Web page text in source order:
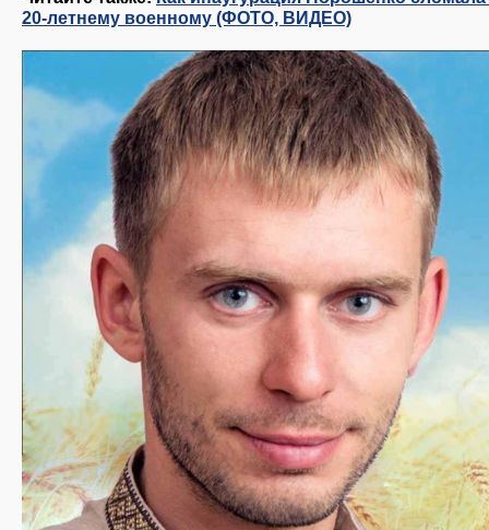
20-летнему военному (ФОТО, ВИДЕО)